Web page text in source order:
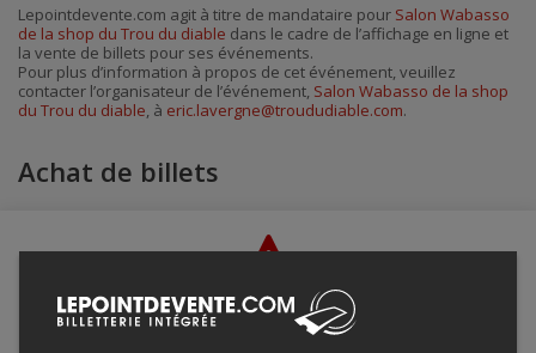
courriel
Lepointdevente.com agit à titre de mandataire pour Salon Wabasso
de la shop du Trou du diable dans le cadre de l’affichage en ligne et
la vente de billets pour ses événements.
Pour plus d’information à propos de cet événement, veuillez
contacter l’organisateur de l’événement, Salon Wabasso de la shop
du Trou du diable, à eric.lavergne@troududiable.com.
Achat de billets
Merci de confirmer que vous n'êtes pas un
robot ci-bas.